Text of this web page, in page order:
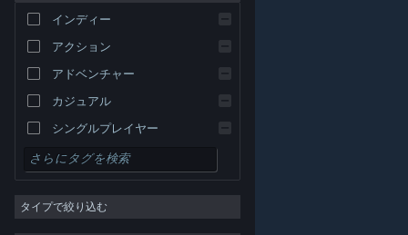
国およびその他の国の各社が所有します。プライバシー
ポリシー|リーガル|アクセシビリティ|Steam 利
用規約|返金| Cookie
スペイン語－ラテンアメリカ
ギリシャ語
インディー
アクション
アドベンチャー
カジュアル
シングルプレイヤー
シミュレーション
RPG
ストラテジー
タイプで絞り込む